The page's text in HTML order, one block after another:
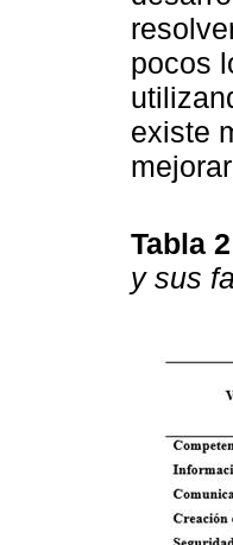
pocos
existe
Tabla 2
y sus